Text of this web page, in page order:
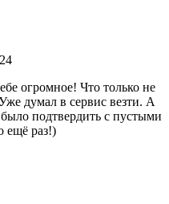
огромное! Что только не
думал в сервис везти. А
подтвердить с пустыми
ещё раз!)